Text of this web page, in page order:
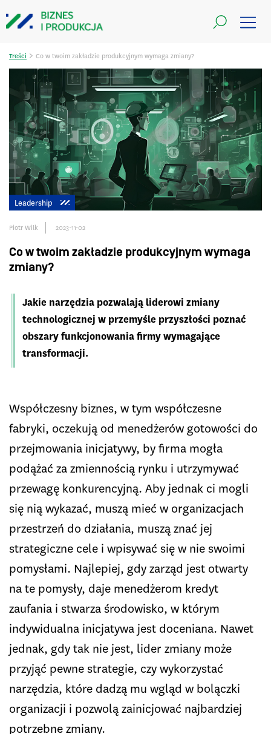
Treści > Co w twoim zakładzie produkcyjnym wymaga zmiany?
Leadership
Piotr Wilk 2023-11-02
Co w twoim zakładzie produkcyjnym wymaga
zmiany?
Jakie narzędzia pozwalają liderowi zmiany
technologicznej w przemyśle przyszłości poznać
obszary funkcjonowania firmy wymagające
transformacji.
Współczesny biznes, w tym współczesne
fabryki, oczekują od menedżerów gotowości do
przejmowania inicjatywy, by firma mogła
podążać za zmiennością rynku i utrzymywać
przewagę konkurencyjną. Aby jednak ci mogli
się nią wykazać, muszą mieć w organizacjach
przestrzeń do działania, muszą znać jej
strategiczne cele i wpisywać się w nie swoimi
pomysłami. Najlepiej, gdy zarząd jest otwarty
na te pomysły, daje menedżerom kredyt
zaufania i stwarza środowisko, w którym
indywidualna inicjatywa jest doceniana. Nawet
jednak, gdy tak nie jest, lider zmiany może
przyjąć pewne strategie, czy wykorzystać
narzędzia, które dadzą mu wgląd w bolączki
organizacji i pozwolą zainicjować najbardziej
potrzebne zmiany.